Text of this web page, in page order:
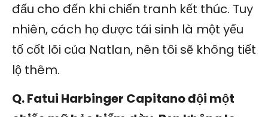
đấu cho đến khi chiến tranh kết thúc. Tuy
nhiên, cách họ được tái sinh là một yếu
tố cốt lõi của Natlan, nên tôi sẽ không tiết
lộ thêm.
Q. Fatui Harbinger Capitano đội một